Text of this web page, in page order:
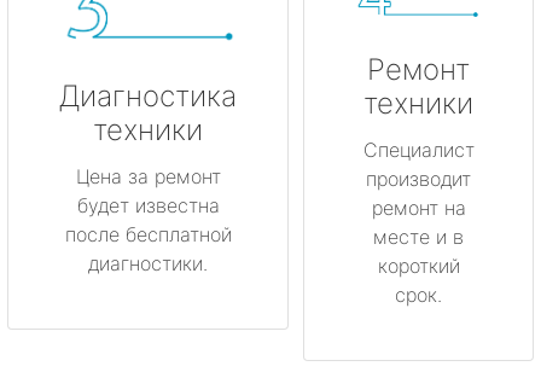
Диагностика
техники
Цена за ремонт
будет известна
после бесплатной
диагностики.
Ремонт
техники
Специалист
производит
ремонт на
месте и в
короткий
срок.